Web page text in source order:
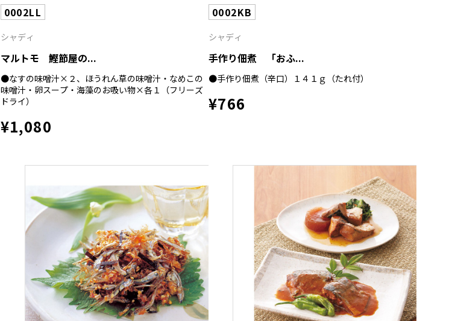
0002LL
シャディ
マルトモ 鰹節屋の...
●なすの味噌汁×２、ほうれん草の味噌汁・なめこの
味噌汁・卵スープ・海藻のお吸い物×各１（フリーズ
ドライ）
¥1,080
0002KB
シャディ
手作り佃煮 「おふ...
●手作り佃煮（辛口）１４１ｇ（たれ付）
¥766